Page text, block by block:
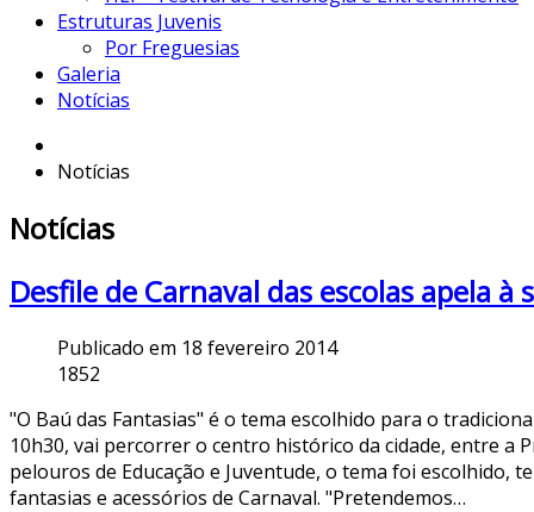
Estruturas Juvenis
Por Freguesias
Galeria
Notícias
Notícias
Notícias
Desfile de Carnaval das escolas apela
Publicado em 18 fevereiro 2014
1852
"O Baú das Fantasias" é o tema escolhido para o
10h30, vai percorrer o centro histórico da cidade, entre a
pelouros de Educação e Juventude, o tema foi escolhido,
fantasias e acessórios de Carnaval. "Pretendemos…